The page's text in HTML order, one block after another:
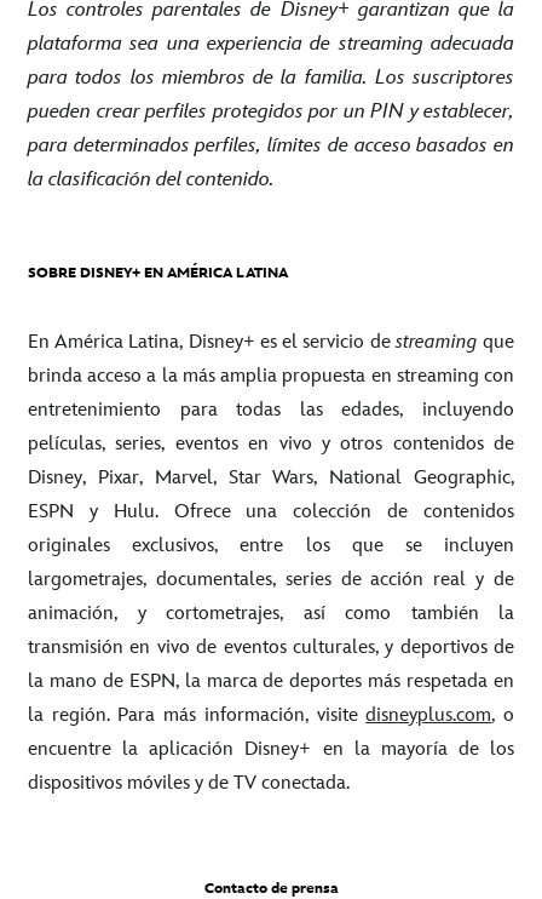
Los controles parentales de Disney+ garantizan que la
plataforma sea una experiencia de streaming adecuada
para todos los miembros de la familia. Los suscriptores
pueden crear perfiles protegidos por un PIN y establecer,
para determinados perfiles, límites de acceso basados en
la clasificación del contenido.
SOBRE DISNEY+ EN AMÉRICA LATINA
En América Latina, Disney+ es el servicio destreamingque
brinda acceso a la más amplia propuesta en streaming con
entretenimiento para todas las edades, incluyendo
películas, series, eventos en vivo y otros contenidos de
Disney, Pixar, Marvel, Star Wars, National Geographic,
ESPN y Hulu. Ofrece una colección de contenidos
originales exclusivos, entre los que se incluyen
largometrajes, documentales, series de acción real y de
animación, y cortometrajes, así como también la
transmisión en vivo de eventos culturales, y deportivos de
la mano de ESPN, la marca de deportes más respetada en
la región. Para más información, visitedisneyplus.com, o
encuentre la aplicación Disney+ en la mayoría de los
dispositivos móviles y de TV conectada.
Contacto de prensa